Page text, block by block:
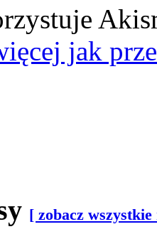
jak
[ zobacz wszystkie